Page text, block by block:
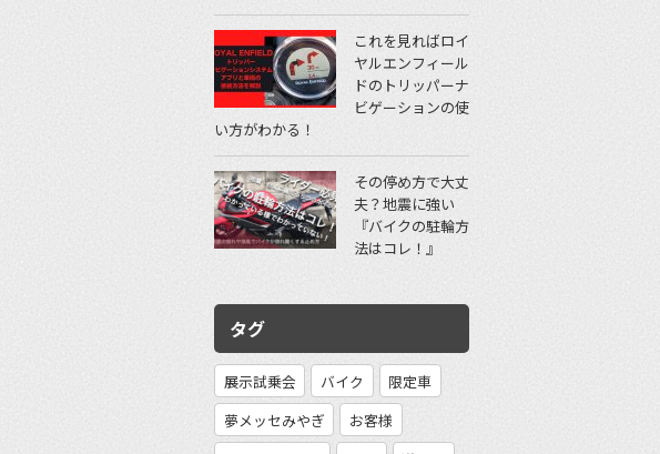
これを見ればロイ
ヤルエンフィール
ドのトリッパーナ
ビゲーションの使
い方がわかる！
その停め方で大丈
夫？地震に強い
『バイクの駐輪方
法はコレ！』
タグ
展示試乗会 バイク
限定車
夢メッセみやぎ
お客様